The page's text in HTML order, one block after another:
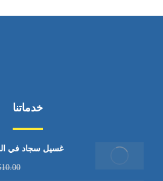
خدماتنا
غسيل سجاد في الفجيرة
10.00